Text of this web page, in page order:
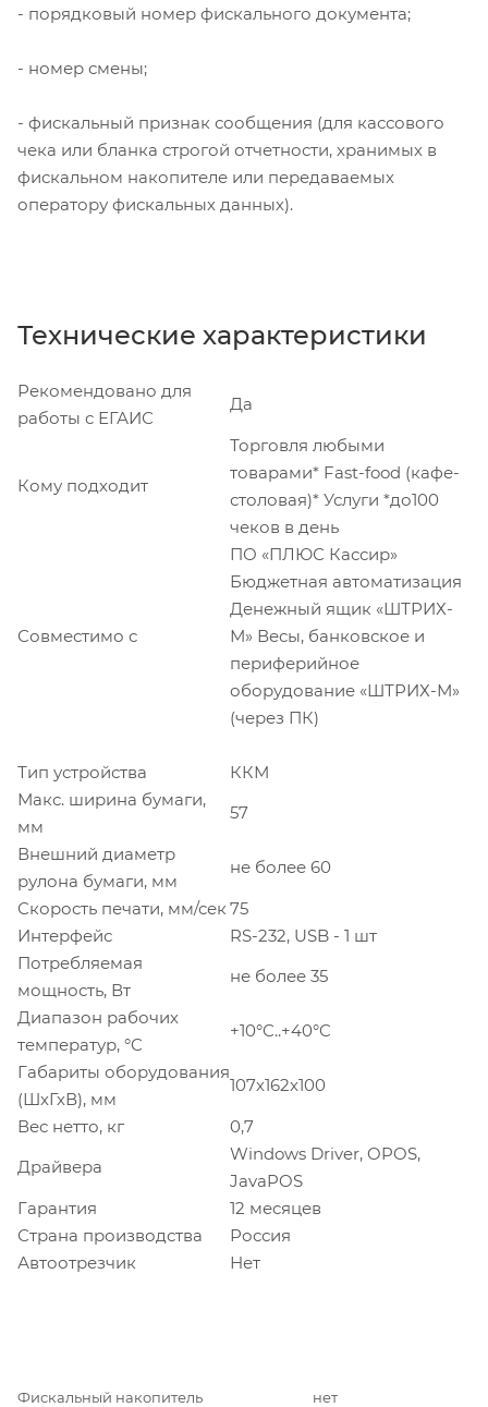
- порядковый номер фискального документа;
- номер смены;
- фискальный признак сообщения (для кассового
чека или бланка строгой отчетности, хранимых в
фискальном накопителе или передаваемых
оператору фискальных данных).
Технические характеристики
Рекомендовано для
работы с ЕГАИС
Да
Кому подходит
Торговля любыми
товарами* Fast-food (кафе-
столовая)* Услуги *до100
чеков в день
Совместимо с
ПО «ПЛЮС Кассир»
Бюджетная автоматизация
Денежный ящик «ШТРИХ-
М» Весы, банковское и
периферийное
оборудование «ШТРИХ-М»
(через ПК)
Тип устройства
ККМ
Макс. ширина бумаги,
мм
57
Внешний диаметр
рулона бумаги, мм
не более 60
Скорость печати, мм/сек 75
Интерфейс
RS-232, USB - 1 шт
Потребляемая
мощность, Вт
не более 35
Диапазон рабочих
температур, °C
+10°C..+40°C
Габариты оборудования
(ШхГхВ), мм
107х162х100
Вес нетто, кг
0,7
Драйвера
Windows Driver, OPOS,
JavaPOS
Гарантия
12 месяцев
Страна производства
Россия
Автоотрезчик
Нет
Фискальный накопитель
нет